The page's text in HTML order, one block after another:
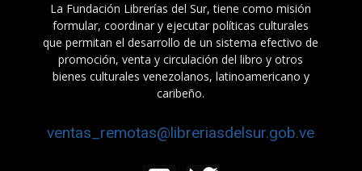
La Fundación Librerías del Sur, tiene como misión
formular, coordinar y ejecutar políticas culturales
que permitan el desarrollo de un sistema efectivo de
promoción, venta y circulación del libro y otros
bienes culturales venezolanos, latinoamericano y
caribeño.
ventas_remotas@libreriasdelsur.gob.ve